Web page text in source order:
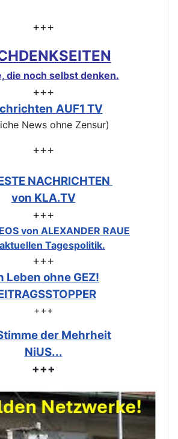
+++
die noch selbst denken.
+++
AUF1 TV
News ohne Zensur)
+++
NACHRICHTEN
von KLA.TV
+++
von ALEXANDER RAUE
Tagespolitik.
+++
Leben ohne GEZ!
+++
der Mehrheit
NiUS...
+++